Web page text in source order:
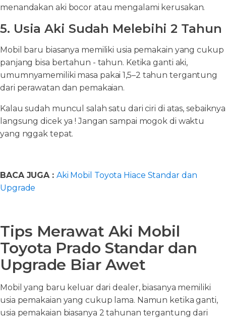
menandakan aki bocor atau mengalami kerusakan.
5. Usia Aki Sudah Melebihi 2 Tahun
Mobil baru biasanya memiliki usia pemakain yang cukup
panjang bisa bertahun - tahun. Ketika ganti aki,
umumnyamemiliki masa pakai 1,5–2 tahun tergantung
dari perawatan dan pemakaian.
Kalau sudah muncul salah satu dari ciri di atas, sebaiknya
langsung dicek ya ! Jangan sampai mogok di waktu
yang nggak tepat.
BACA JUGA : Aki Mobil Toyota Hiace Standar dan
Upgrade
Tips Merawat Aki Mobil
Toyota Prado Standar dan
Upgrade Biar Awet
Mobil yang baru keluar dari dealer, biasanya memiliki
usia pemakaian yang cukup lama. Namun ketika ganti,
usia pemakaian biasanya 2 tahunan tergantung dari